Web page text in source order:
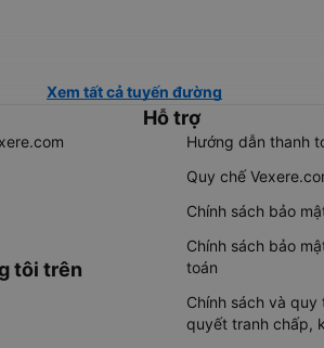
Xem tất cả tuyến đường
tôi trên
Hỗ trợ
Hướng dẫn thanh
Quy chế
Chính sách bảo
Chính sách bảo
toán
Chính sách và quy
quyết tranh chấp,